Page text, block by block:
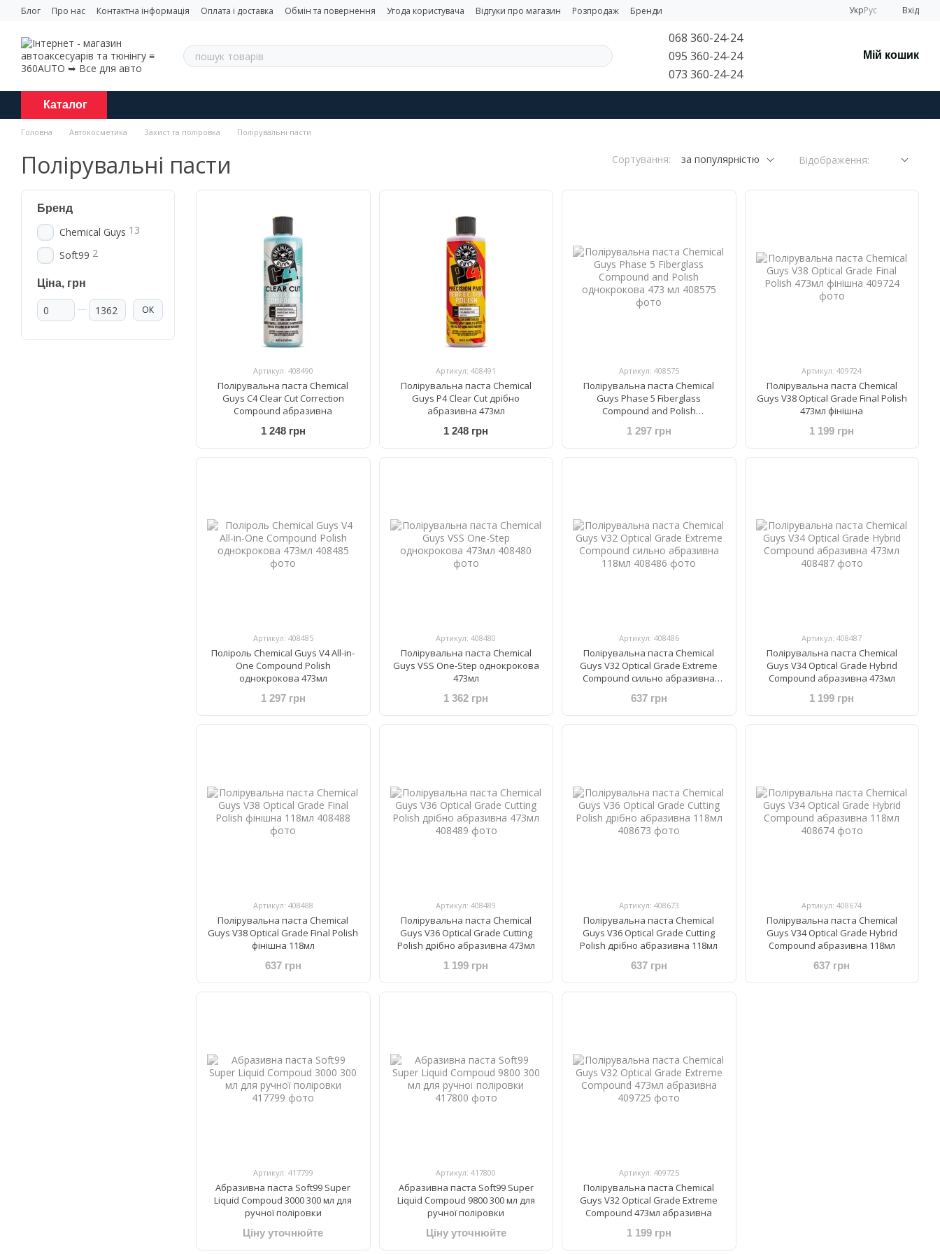
Перейти до основного контенту
Блог Про нас Контактна інформація Оплата і доставка Обмін та повернення Угода користувача Відгуки про магазин Розпродаж Бренди УкрРус Вхід
068 360-24-24
095 360-24-24
073 360-24-24
Мій кошик
Каталог
Головна Автокосметика Захист та поліровка Полірувальні пасти
Полірувальні пасти Сортування: за популярністю Відображення:
Артикул: 408490
Полірувальна паста Chemical
Guys C4 Clear Cut Correction
Compound абразивна
1 248 грн
Артикул: 408491
Полірувальна паста Chemical
Guys P4 Clear Cut дрібно
абразивна 473мл
1 248 грн
Артикул: 408575
Полірувальна паста Chemical
Guys Phase 5 Fiberglass
Compound and Polish
1 297 грн
Артикул: 409724
Полірувальна паста Chemical
Guys V38 Optical Grade Final Polish
473мл фінішна
1 199 грн
Артикул: 408485
Поліроль Chemical Guys V4 All-in-
One Compound Polish
однокрокова 473мл
1 297 грн
Артикул: 408480
Полірувальна паста Chemical
Guys VSS One-Step однокрокова
473мл
1 362 грн
Артикул: 408486
Полірувальна паста Chemical
Guys V32 Optical Grade Extreme
Compound сильно абразивна
637 грн
Артикул: 408487
Полірувальна паста Chemical
Guys V34 Optical Grade Hybrid
Compound абразивна 473мл
1 199 грн
Артикул: 408488
Полірувальна паста Chemical
Guys V38 Optical Grade Final Polish
фінішна 118мл
637 грн
Артикул: 408489
Полірувальна паста Chemical
Guys V36 Optical Grade Cutting
Polish дрібно абразивна 473мл
1 199 грн
Артикул: 408673
Полірувальна паста Chemical
Guys V36 Optical Grade Cutting
Polish дрібно абразивна 118мл
637 грн
Артикул: 408674
Полірувальна паста Chemical
Guys V34 Optical Grade Hybrid
Compound абразивна 118мл
637 грн
Артикул: 417799
Абразивна паста Soft99 Super
Liquid Compoud 3000 300 мл для
ручної поліровки
Ціну уточнюйте
Артикул: 417800
Абразивна паста Soft99 Super
Liquid Compoud 9800 300 мл для
ручної поліровки
Ціну уточнюйте
Артикул: 409725
Полірувальна паста Chemical
Guys V32 Optical Grade Extreme
Compound 473мл абразивна
1 199 грн
Бренд
Chemical Guys 13
Soft99 2
Ціна, грн
Від Ціна, грн
До Ціна, грн ОК